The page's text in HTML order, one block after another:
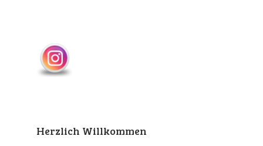
Herzlich Willkommen